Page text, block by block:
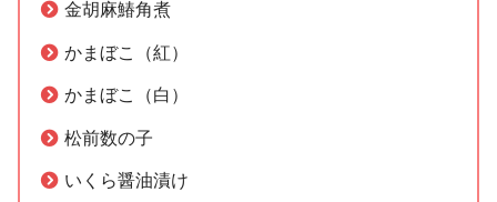
金胡麻鰆角煮
かまぼこ（紅）
かまぼこ（白）
松前数の子
いくら醤油漬け